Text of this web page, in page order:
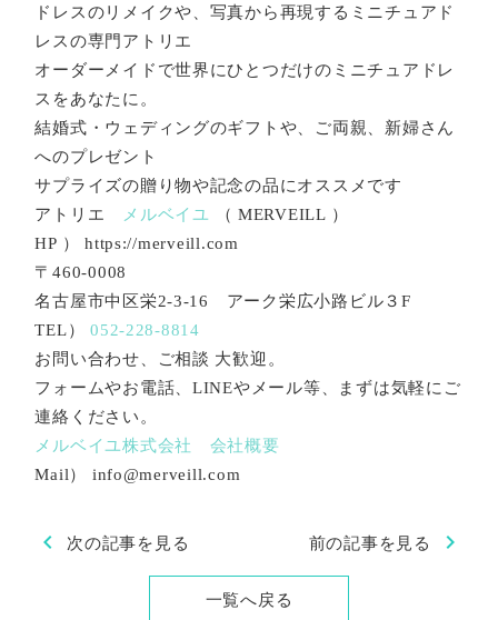
ドレスのリメイクや、写真から再現するミニチュアド
レスの専門アトリエ
オーダーメイドで世界にひとつだけのミニチュアドレ
スをあなたに。
結婚式・ウェディングのギフトや、ご両親、新婦さん
へのプレゼント
サプライズの贈り物や記念の品にオススメです
アトリエ
メルベイユ
（ MERVEILL ）
HP ） https://merveill.com
〒460-0008
名古屋市中区栄2-3-16 アーク栄広小路ビル３F
TEL）052-228-8814
お問い合わせ、ご相談 大歓迎。
フォームやお電話、LINEやメール等、まずは気軽にご
連絡ください。
メルベイユ株式会社 会社概要
Mail） info@merveill.com
chevron_left 次の記事を見る 前の記事を見る chevron_right
一覧へ戻る